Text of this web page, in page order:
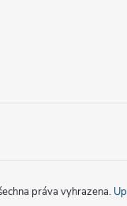
práva vyhrazena.